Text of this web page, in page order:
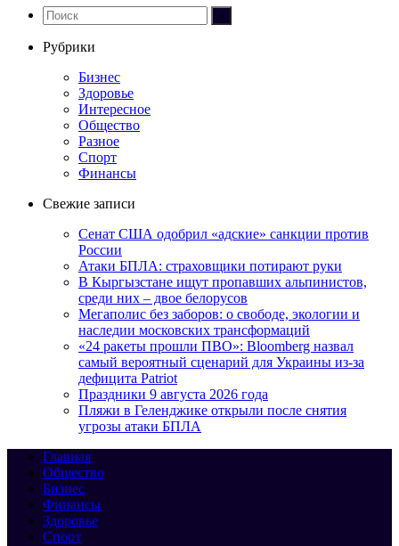
Рубрики
Бизнес
Здоровье
Интересное
Общество
Разное
Спорт
Финансы
Свежие записи
Сенат США одобрил «адские» санкции против
России
Атаки БПЛА: страховщики потирают руки
В Кыргызстане ищут пропавших альпинистов,
среди них – двое белорусов
Мегаполис без заборов: о свободе, экологии и
наследии московских трансформаций
«24 ракеты прошли ПВО»: Bloomberg назвал
самый вероятный сценарий для Украины из-за
дефицита Patriot
Праздники 9 августа 2026 года
Пляжи в Геленджике открыли после снятия
угрозы атаки БПЛА
Главная
Общество
Бизнес
Финансы
Здоровье
Спорт